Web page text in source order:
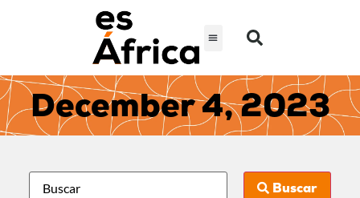
December 4, 2023
Buscar